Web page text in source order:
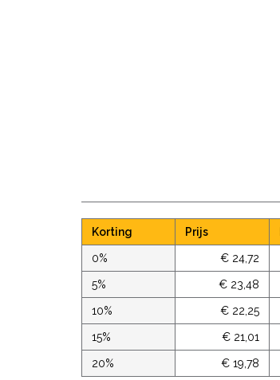
Korting Prijs
0% € 24,72
5% € 23,48
10% € 22,25
15% € 21,01
20% € 19,78